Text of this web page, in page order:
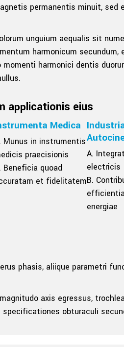
permanentis minuit, sed
unguium aequalis sit
harmonicum
momenti harmonici dentis
applicationis eius
Medica
Munus in instrumentis
praecisionis
Beneficia quoad
et fidelitatem
A.
electricis
B.
energiae
phasis, aliique parametri
axis egressus,
obturaculi